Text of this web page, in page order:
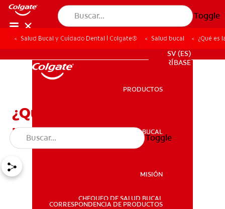
Toggle
SALUD BUCAL
SV (ES)
SUSCRÍBASE
PRODUCTOS
SALUD BUCAL
MISIÓN
CHEQUEO DE SALUD BUCAL
CORRESPONDENCIA DE PRODUCTOS
Toggle
Salud Bucal y Cuidado Dental | Colgate® Salud bucal ¿Qué es
¿Qué es la glándula
parótida?